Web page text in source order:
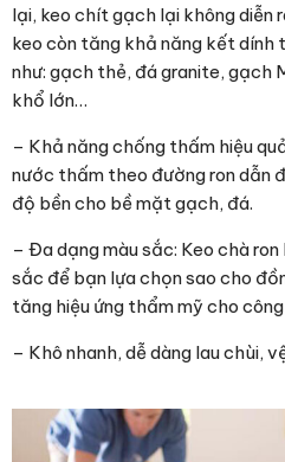
lại, keo chít gạch lại không diễn
keo còn tăng khả năng kết dính
như: gạch thẻ, đá granite, gạch
khổ lớn…
– Khả năng chống thấm hiệu
nước thấm theo đường ron dẫn
độ bền cho bề mặt gạch, đá.
– Đa dạng màu sắc: Keo chà
sắc để bạn lựa chọn sao cho
tăng hiệu ứng thẩm mỹ cho
– Khô nhanh, dễ dàng lau chùi,